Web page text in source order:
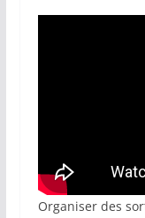
Organiser des